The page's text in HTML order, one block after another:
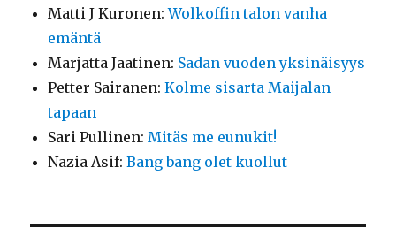
Matti J Kuronen:Wolkoffin talon vanha
emäntä
Marjatta Jaatinen: Sadan vuoden yksinäisyys
Petter Sairanen:Kolme sisarta Maijalan
tapaan
Sari Pullinen: Mitäs me eunukit!
Nazia Asif:Bang bang olet kuollut